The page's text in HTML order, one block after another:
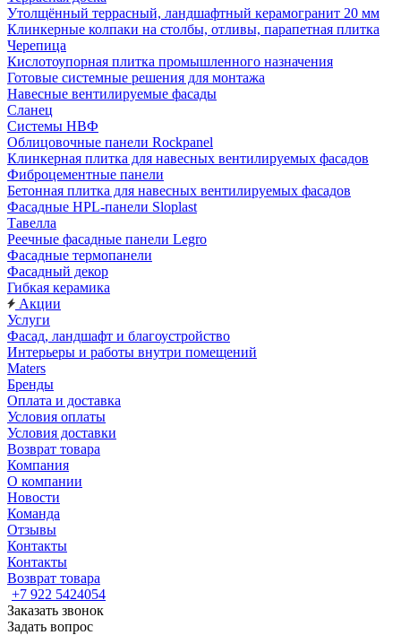
Утолщённый террасный, ландшафтный керамогранит 20 мм
Клинкерные колпаки на столбы, отливы, парапетная плитка
Черепица
Кислотоупорная плитка промышленного назначения
Готовые системные решения для монтажа
Навесные вентилируемые фасады
Сланец
Системы НВФ
Облицовочные панели Rockpanel
Клинкерная плитка для навесных вентилируемых фасадов
Фиброцементные панели
Бетонная плитка для навесных вентилируемых фасадов
Фасадные HPL-панели Sloplast
Тавелла
Реечные фасадные панели Legro
Фасадные термопанели
Фасадный декор
Гибкая керамика
Акции
Услуги
Фасад, ландшафт и благоустройство
Интерьеры и работы внутри помещений
Maters
Бренды
Оплата и доставка
Условия оплаты
Условия доставки
Возврат товара
Компания
О компании
Новости
Команда
Отзывы
Контакты
Контакты
Возврат товара
+7 922 5424054
Заказать звонок
Задать вопрос